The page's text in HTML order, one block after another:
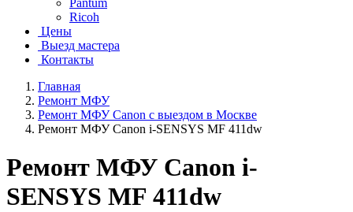
Pantum
Ricoh
Цены
Выезд мастера
Контакты
Главная
Ремонт МФУ
Ремонт МФУ Canon с выездом в Москве
Ремонт МФУ Canon i-SENSYS MF 411dw
Ремонт МФУ Canon i-
SENSYS MF 411dw